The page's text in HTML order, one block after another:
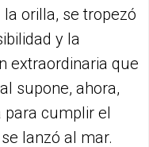
orilla, se tropezó
y la
extraordinaria que
supone, ahora,
para cumplir el
lanzó al mar.